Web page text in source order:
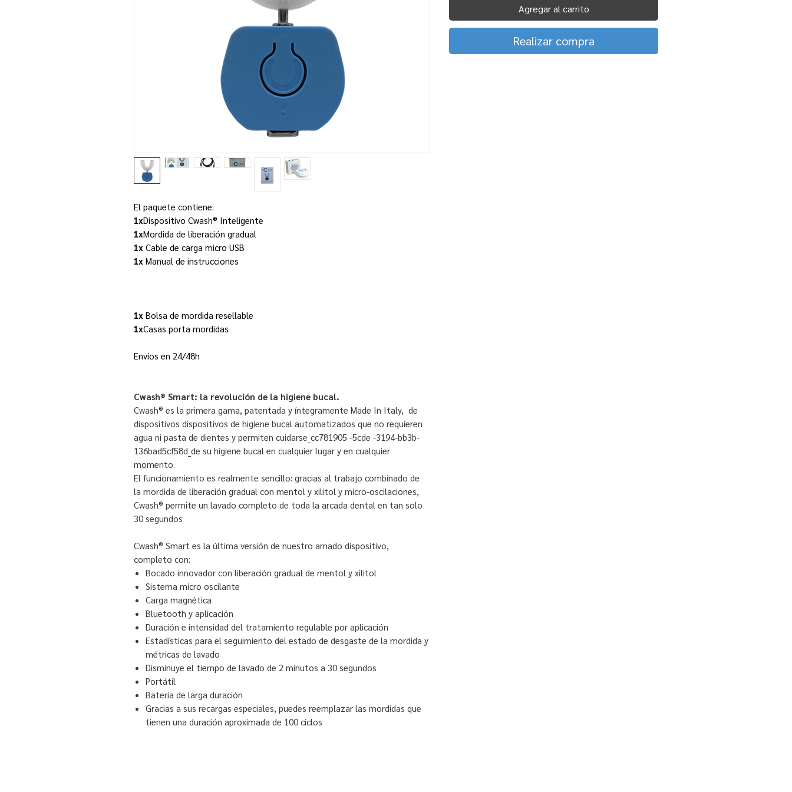
El paquete contiene:
1xDispositivo Cwash® Inteligente
1xMordida de liberación gradual
1x Cable de carga micro USB
1x Manual de instrucciones
1x Bolsa de mordida resellable
1xCasas porta mordidas
Envíos en 24/48h
Cwash®️ Smart: la revolución de la higiene bucal.
Cwash® es la primera gama, patentada y íntegramente Made In Italy, de
dispositivos dispositivos de higiene bucal automatizados que no requieren
agua ni pasta de dientes y permiten cuidarse_cc781905 -5cde -3194-bb3b-
136bad5cf58d_de su higiene bucal en cualquier lugar y en cualquier
momento.
El funcionamiento es realmente sencillo: gracias al trabajo combinado de
la mordida de liberación gradual con mentol y xilitol y micro-oscilaciones,
Cwash® permite un lavado completo de toda la arcada dental en tan solo
30 segundos
Cwash® Smart es la última versión de nuestro amado dispositivo,
completo con:
Bocado innovador con liberación gradual de mentol y xilitol
Sistema micro oscilante
Carga magnética
Bluetooth y aplicación
Duración e intensidad del tratamiento regulable por aplicación
Estadísticas para el seguimiento del estado de desgaste de la mordida y
métricas de lavado
Disminuye el tiempo de lavado de 2 minutos a 30 segundos
Portátil
Batería de larga duración
Gracias a sus recargas especiales, puedes reemplazar las mordidas que
tienen una duración aproximada de 100 ciclos
Agregar al carrito
Realizar compra